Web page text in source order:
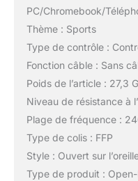
PC/Chromebook/
Thème : Sports
Type de contrôle :
Fonction câble : Sans
Poids de l’article : 27,3
Niveau de résistance à
Plage de fréquence :
Type de colis : FFP
Style : Ouvert sur
Type de produit : Open-